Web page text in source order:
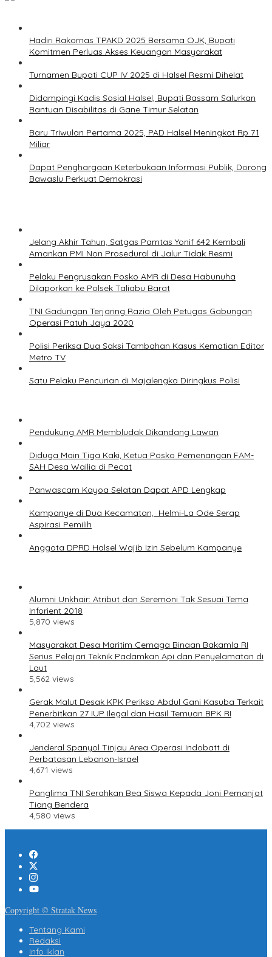
Hadiri Rakornas TPAKD 2025 Bersama OJK, Bupati
Komitmen Perluas Akses Keuangan Masyarakat
Turnamen Bupati CUP IV 2025 di Halsel Resmi Dihelat
Didampingi Kadis Sosial Halsel, Bupati Bassam Salurkan
Bantuan Disabilitas di Gane Timur Selatan
Baru Triwulan Pertama 2025, PAD Halsel Meningkat Rp 71
Miliar
Dapat Penghargaan Keterbukaan Informasi Publik, Dorong
Bawaslu Perkuat Demokrasi
Jelang Akhir Tahun, Satgas Pamtas Yonif 642 Kembali
Amankan PMI Non Prosedural di Jalur Tidak Resmi
Pelaku Pengrusakan Posko AMR di Desa Habunuha
Dilaporkan ke Polsek Taliabu Barat
TNI Gadungan Terjaring Razia Oleh Petugas Gabungan
Operasi Patuh Jaya 2020
Polisi Periksa Dua Saksi Tambahan Kasus Kematian Editor
Metro TV
Satu Pelaku Pencurian di Majalengka Diringkus Polisi
Pendukung AMR Membludak Dikandang Lawan
Diduga Main Tiga Kaki, Ketua Posko Pemenangan FAM-
SAH Desa Wailia di Pecat
Panwascam Kayoa Selatan Dapat APD Lengkap
Kampanye di Dua Kecamatan, Helmi-La Ode Serap
Aspirasi Pemilih
Anggota DPRD Halsel Wajib Izin Sebelum Kampanye
Alumni Unkhair: Atribut dan Seremoni Tak Sesuai Tema
Inforient 2018
5,870 views
Masyarakat Desa Maritim Cemaga Binaan Bakamla RI
Serius Pelajari Teknik Padamkan Api dan Penyelamatan di
Laut
5,562 views
Gerak Malut Desak KPK Periksa Abdul Gani Kasuba Terkait
Penerbitkan 27 IUP Ilegal dan Hasil Temuan BPK RI
4,702 views
Jenderal Spanyol Tinjau Area Operasi Indobatt di
Perbatasan Lebanon-Israel
4,671 views
Panglima TNI Serahkan Bea Siswa Kepada Joni Pemanjat
Tiang Bendera
4,580 views
Copyright © Stratak News
Tentang Kami
Redaksi
Info Iklan